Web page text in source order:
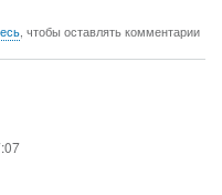
, чтобы оставлять комментарии